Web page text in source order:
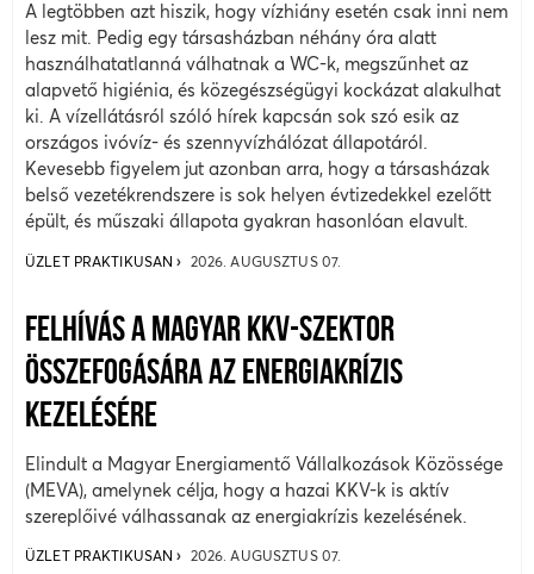
A legtöbben azt hiszik, hogy vízhiány esetén csak inni nem
lesz mit. Pedig egy társasházban néhány óra alatt
használhatatlanná válhatnak a WC-k, megszűnhet az
alapvető higiénia, és közegészségügyi kockázat alakulhat
ki. A vízellátásról szóló hírek kapcsán sok szó esik az
országos ivóvíz- és szennyvízhálózat állapotáról.
Kevesebb figyelem jut azonban arra, hogy a társasházak
belső vezetékrendszere is sok helyen évtizedekkel ezelőtt
épült, és műszaki állapota gyakran hasonlóan elavult.
ÜZLET PRAKTIKUSAN 2026. AUGUSZTUS 07.
FELHÍVÁS A MAGYAR KKV-SZEKTOR
ÖSSZEFOGÁSÁRA AZ ENERGIAKRÍZIS
KEZELÉSÉRE
Elindult a Magyar Energiamentő Vállalkozások Közössége
(MEVA), amelynek célja, hogy a hazai KKV-k is aktív
szereplőivé válhassanak az energiakrízis kezelésének.
ÜZLET PRAKTIKUSAN 2026. AUGUSZTUS 07.